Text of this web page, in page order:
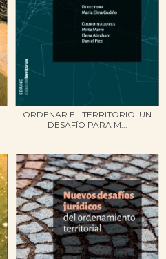
ORDENAR EL TERRITORIO. UN
DESAFÍO PARA M...